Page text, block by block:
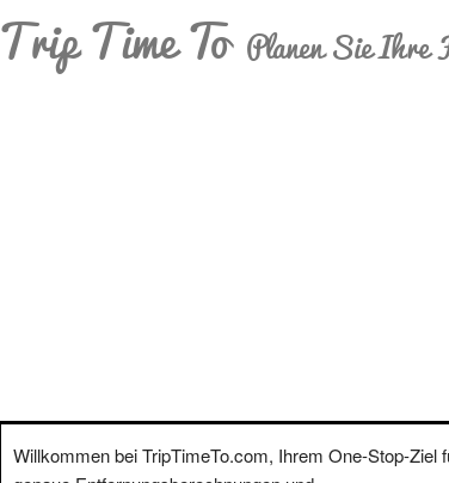
Trip Time To Planen Sie Ihre
Willkommen bei TripTimeTo.com, Ihrem One-Stop-Ziel